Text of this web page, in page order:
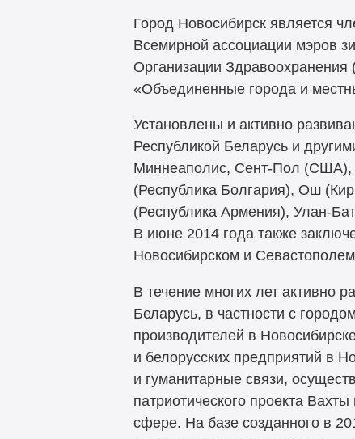
Город Новосибирск является
Всемирной ассоциации мэров
Организации Здравоохранения
«Объединенные города и
Установлены и активно
Республикой Беларусь и
Миннеаполис, Сент-Пол (США),
(Республика Болгария), Ош
(Республика Армения), Улан-
В июне 2014 года также
Новосибирском и
В течение многих лет активно
Беларусь, в частности с
производителей в
и белорусских предприятий в
и гуманитарные связи,
патриотического проекта
сфере. На базе созданного в